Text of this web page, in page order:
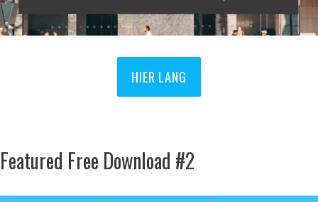
HIER LANG
Featured Free Download #2